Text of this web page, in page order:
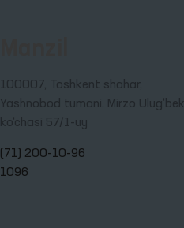
100007, Toshkent shahar,
Yashnobod tumani. Mirzo Ulug‘bek
ko‘chasi 57/1-uy
(71) 200-10-96
1096